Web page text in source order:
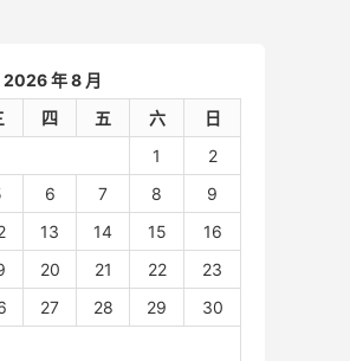
2026 年 8 月
四 五 六
日
1
2
6 7 8
9
13 14 15
16
20 21 22
23
27 28 29
30